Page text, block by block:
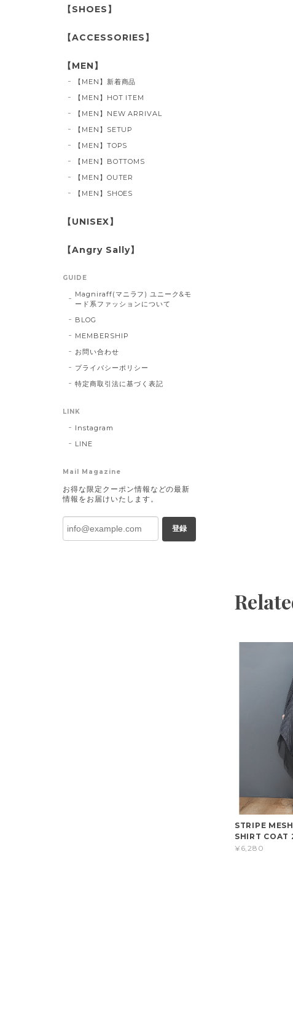
STRIPE
SHIRT
¥6,280
【SHOES】
【ACCESSORIES】
【MEN】
【MEN】新着商品
【MEN】HOT ITEM
【MEN】NEW ARRIVAL
【MEN】SETUP
【MEN】TOPS
【MEN】BOTTOMS
【MEN】OUTER
【MEN】SHOES
【UNISEX】
【Angry Sally】
GUIDE
Magniraff(マニラフ) ユニーク&モ
ード系ファッションについて
BLOG
MEMBERSHIP
お問い合わせ
プライバシーポリシー
特定商取引法に基づく表記
LINK
Instagram
LINE
Mail Magazine
お得な限定クーポン情報などの最新
情報をお届けいたします。
登録